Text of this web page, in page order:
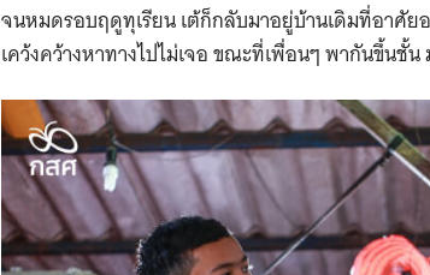
จนหมดรอบฤดูทุเรียน เต้ก็กลับมาอยู่บ้านเดิมที่อาศัย
เคว้งคว้างหาทางไปไม่เจอ ขณะที่เพื่อนๆ พากันขึ้น